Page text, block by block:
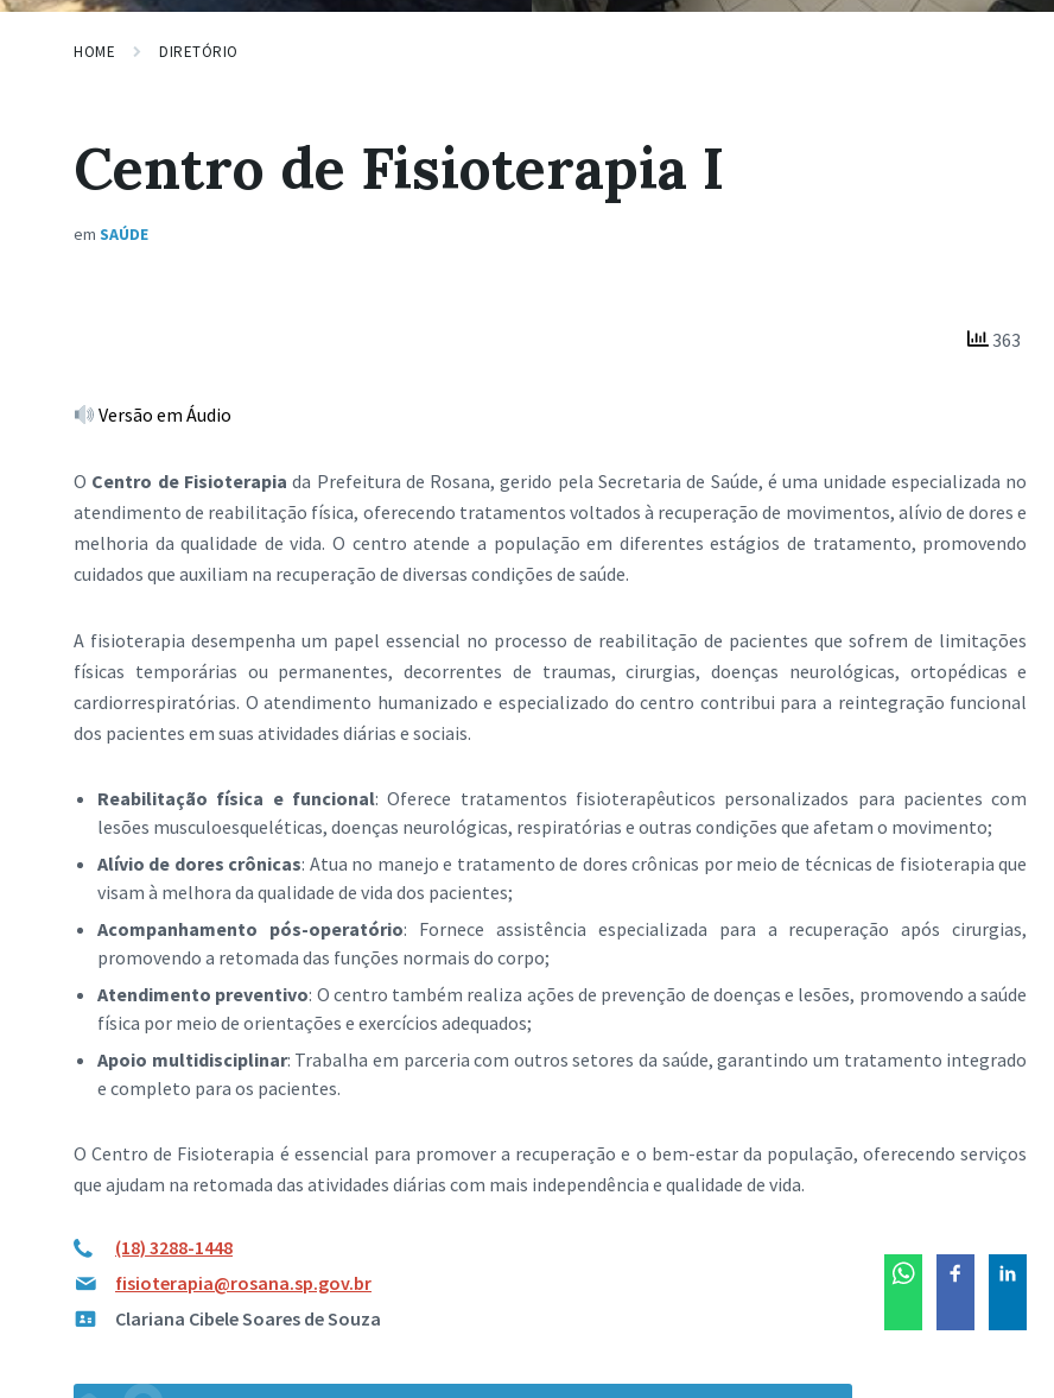
HOME DIRETÓRIO
Centro de Fisioterapia I
em SAÚDE
363
Versão em Áudio
O Centro de Fisioterapia da Prefeitura de Rosana, gerido pela Secretaria de Saúde, é uma unidade especializada no
atendimento de reabilitação física, oferecendo tratamentos voltados à recuperação de movimentos, alívio de dores e
melhoria da qualidade de vida. O centro atende a população em diferentes estágios de tratamento, promovendo
cuidados que auxiliam na recuperação de diversas condições de saúde.
A fisioterapia desempenha um papel essencial no processo de reabilitação de pacientes que sofrem de limitações
físicas temporárias ou permanentes, decorrentes de traumas, cirurgias, doenças neurológicas, ortopédicas e
cardiorrespiratórias. O atendimento humanizado e especializado do centro contribui para a reintegração funcional
dos pacientes em suas atividades diárias e sociais.
Reabilitação física e funcional: Oferece tratamentos fisioterapêuticos personalizados para pacientes com
lesões musculoesqueléticas, doenças neurológicas, respiratórias e outras condições que afetam o movimento;
Alívio de dores crônicas: Atua no manejo e tratamento de dores crônicas por meio de técnicas de fisioterapia que
visam à melhora da qualidade de vida dos pacientes;
Acompanhamento pós-operatório: Fornece assistência especializada para a recuperação após cirurgias,
promovendo a retomada das funções normais do corpo;
Atendimento preventivo: O centro também realiza ações de prevenção de doenças e lesões, promovendo a saúde
física por meio de orientações e exercícios adequados;
Apoio multidisciplinar: Trabalha em parceria com outros setores da saúde, garantindo um tratamento integrado
e completo para os pacientes.
O Centro de Fisioterapia é essencial para promover a recuperação e o bem-estar da população, oferecendo serviços
que ajudam na retomada das atividades diárias com mais independência e qualidade de vida.
(18) 3288-1448
fisioterapia@rosana.sp.gov.br
Clariana Cibele Soares de Souza